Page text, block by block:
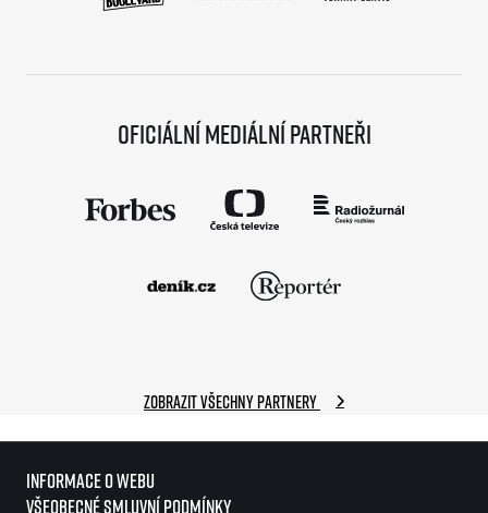
Oficiální mediální partneři
Zobrazit všechny partnery
Informace o webu
Všeobecné smluvní podmínky